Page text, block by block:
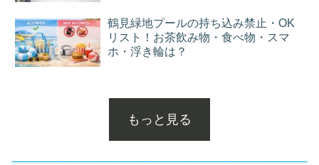
鶴見緑地プールの持ち込み禁止・OK
リスト！お茶飲み物・食べ物・スマ
ホ・浮き輪は？
もっと見る